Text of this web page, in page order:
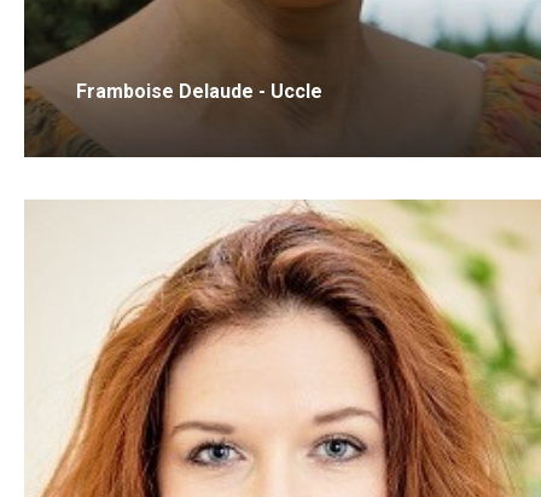
Framboise Delaude - Uccle